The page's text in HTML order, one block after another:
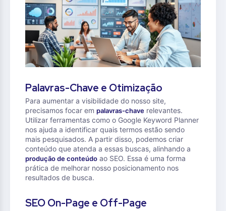
Palavras-Chave e Otimização
Para aumentar a visibilidade do nosso site,
precisamos focar em palavras-chave relevantes.
Utilizar ferramentas como o Google Keyword Planner
nos ajuda a identificar quais termos estão sendo
mais pesquisados. A partir disso, podemos criar
conteúdo que atenda a essas buscas, alinhando a
produção de conteúdo ao SEO. Essa é uma forma
prática de melhorar nosso posicionamento nos
resultados de busca.
SEO On-Page e Off-Page